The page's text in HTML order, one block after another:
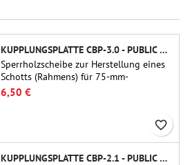
KUPPLUNGSPLATTE CBP-3.0 - PUBLIC MISSILES LTD.
Sperrholzscheibe zur Herstellung eines
Schotts (Rahmens) für 75-mm-
Rohrkupplungen (PT-3.0/QT-3.0) von
Public Missiles Ltd.
6,50 €
favorite_border
KUPPLUNGSPLATTE CBP-2.1 - PUBLIC MISSILES LTD.